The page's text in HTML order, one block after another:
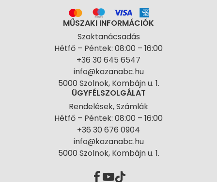
MŰSZAKI INFORMÁCIÓK
Szaktanácsadás
Hétfő – Péntek: 08:00 – 16:00
+36 30 645 6547
info@kazanabc.hu
5000 Szolnok, Kombájn u. 1.
ÜGYFÉLSZOLGÁLAT
Rendelések, Számlák
Hétfő – Péntek: 08:00 – 16:00
+36 30 676 0904
info@kazanabc.hu
5000 Szolnok, Kombájn u. 1.